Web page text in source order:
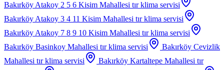
Bakırköy Atakoy 2 5 6 Kisim Mahallesi tır klima servisi
Bakırköy Atakoy 3 4 11 Kisim Mahallesi tır klima servisi
Bakırköy Atakoy 7 8 9 10 Kisim Mahallesi tır klima servisi
Bakırköy Basinkoy Mahallesi tır klima servisi
Bakırköy Cevizlik
Mahallesi tır klima servisi Bakırköy Kartaltepe Mahallesi tır